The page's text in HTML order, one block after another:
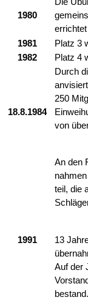
1980
errichtet
1981
Platz 3
1982
Platz 4
Durch
250
18.8.1984
von
An den
teil, die
1991
13
Auf der
bestand.